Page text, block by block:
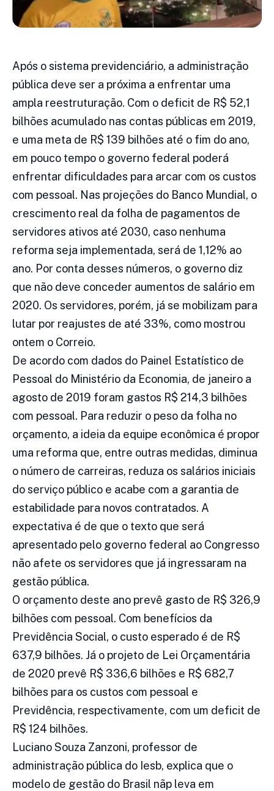
Após o sistema previdenciário, a administração
pública deve ser a próxima a enfrentar uma
ampla reestruturação. Com o deficit de R$ 52,1
bilhões acumulado nas contas públicas em 2019,
e uma meta de R$ 139 bilhões até o fim do ano,
em pouco tempo o governo federal poderá
enfrentar dificuldades para arcar com os custos
com pessoal. Nas projeções do Banco Mundial, o
crescimento real da folha de pagamentos de
servidores ativos até 2030, caso nenhuma
reforma seja implementada, será de 1,12% ao
ano. Por conta desses números, o governo diz
que não deve conceder aumentos de salário em
2020. Os servidores, porém, já se mobilizam para
lutar por reajustes de até 33%, como mostrou
ontem o Correio.
De acordo com dados do Painel Estatístico de
Pessoal do Ministério da Economia, de janeiro a
agosto de 2019 foram gastos R$ 214,3 bilhões
com pessoal. Para reduzir o peso da folha no
orçamento, a ideia da equipe econômica é propor
uma reforma que, entre outras medidas, diminua
o número de carreiras, reduza os salários iniciais
do serviço público e acabe com a garantia de
estabilidade para novos contratados. A
expectativa é de que o texto que será
apresentado pelo governo federal ao Congresso
não afete os servidores que já ingressaram na
gestão pública.
O orçamento deste ano prevê gasto de R$ 326,9
bilhões com pessoal. Com benefícios da
Previdência Social, o custo esperado é de R$
637,9 bilhões. Já o projeto de Lei Orçamentária
de 2020 prevê R$ 336,6 bilhões e R$ 682,7
bilhões para os custos com pessoal e
Previdência, respectivamente, com um deficit de
R$ 124 bilhões.
Luciano Souza Zanzoni, professor de
administração pública do Iesb, explica que o
modelo de gestão do Brasil nãp leva em